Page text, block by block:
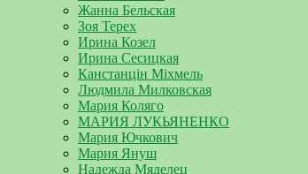
Жанна Бельская
Зоя Терех
Ирина Козел
Ирина Сесицкая
Канстанцін Міхмель
Людмила Милковская
Мария Коляго
МАРИЯ ЛУКЬЯНЕНКО
Мария Ючкович
Мария Януш
Надежда Мяделец